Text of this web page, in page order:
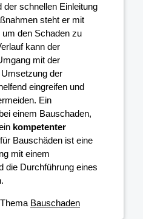
der schnellen Einleitung
steht er mit
den Schaden zu
kann der
mit der
der
eingreifen und
Ein
einem Bauschaden,
kompetenter
Bauschäden ist eine
mit einem
die Durchführung eines
Bauschaden